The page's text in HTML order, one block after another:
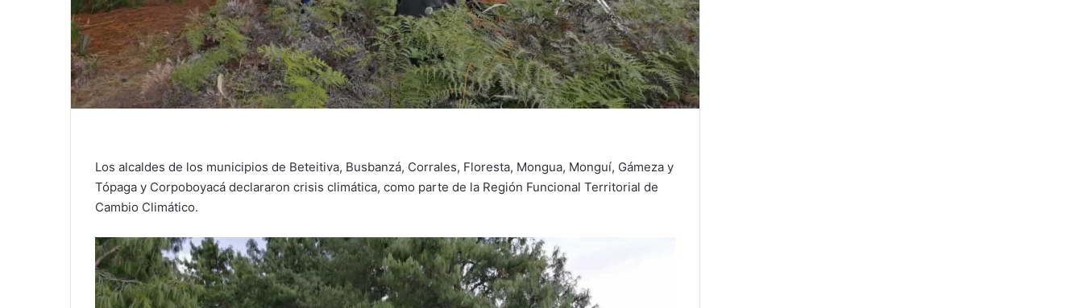
Los alcaldes de los municipios de Beteitiva, Busbanzá, Corrales, Floresta, Mongua, Monguí, Gámeza y
Tópaga y Corpoboyacá declararon crisis climática, como parte de la Región Funcional Territorial de
Cambio Climático.